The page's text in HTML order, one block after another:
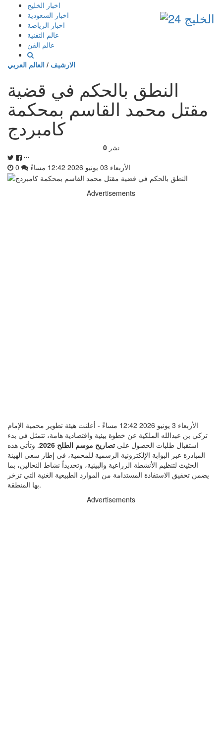
إذهب
المحتوى
اخبار الخليج
اخبار السعودية
اخبار الرياضة
عالم التقنية
عالم الفن
الارشيف / العالم العربي
النطق بالحكم في قضية
مقتل محمد القاسم بمحكمة
كامبردج
0 نشر
الأربعاء 03 يونيو 2026 12:42 مساءً
Advertisements
الأربعاء 3 يونيو 2026 12:42 مساءً - أعلنت هيئة تطوير محمية الإمام
تركي بن عبدالله الملكية عن خطوة بيئية واقتصادية هامة، تتمثل في بدء
استقبال طلبات الحصول على تصاريح موسم الطلح 2026
. وتأتي هذه
المبادرة عبر البوابة الإلكترونية الرسمية للمحمية، في إطار سعي الهيئة
الحثيث لتنظيم الأنشطة الزراعية والبيئية، وتحديداً نشاط النحالين، بما
يضمن تحقيق الاستفادة المستدامة من الموارد الطبيعية الغنية التي تزخر
بها المنطقة.
Advertisements